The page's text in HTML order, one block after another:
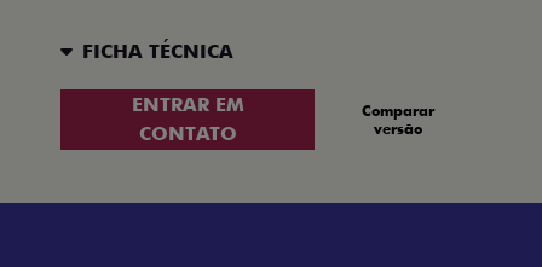
FICHA TÉCNICA
ENTRAR EM
CONTATO
Comparar
versão